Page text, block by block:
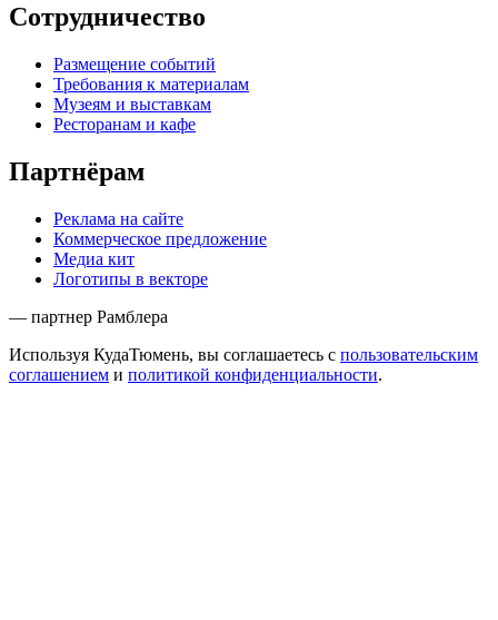
Сотрудничество
Размещение событий
Требования к материалам
Музеям и выставкам
Ресторанам и кафе
Партнёрам
Реклама на сайте
Коммерческое предложение
Медиа кит
Логотипы в векторе
— партнер Рамблера
Используя КудаТюмень, вы соглашаетесь с пользовательским
соглашением и политикой конфиденциальности.